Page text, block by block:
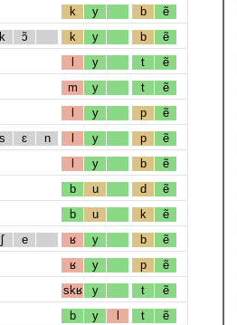
k y b ẽ
k ɔ̃ k y b ẽ
l y t ẽ
m y t ẽ
l y p ẽ
s ɛ n l y p ẽ
l y b ẽ
b u d ẽ
b u k ẽ
ʃ e ʁ y b ẽ
ʁ y p ẽ
skʁ y t ẽ
b y l t ẽ